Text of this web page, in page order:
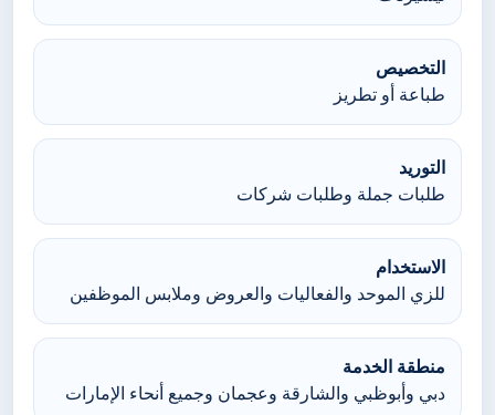
التخصيص
طباعة أو تطريز
التوريد
طلبات جملة وطلبات شركات
الاستخدام
للزي الموحد والفعاليات والعروض وملابس الموظفين
منطقة الخدمة
دبي وأبوظبي والشارقة وعجمان وجميع أنحاء الإمارات